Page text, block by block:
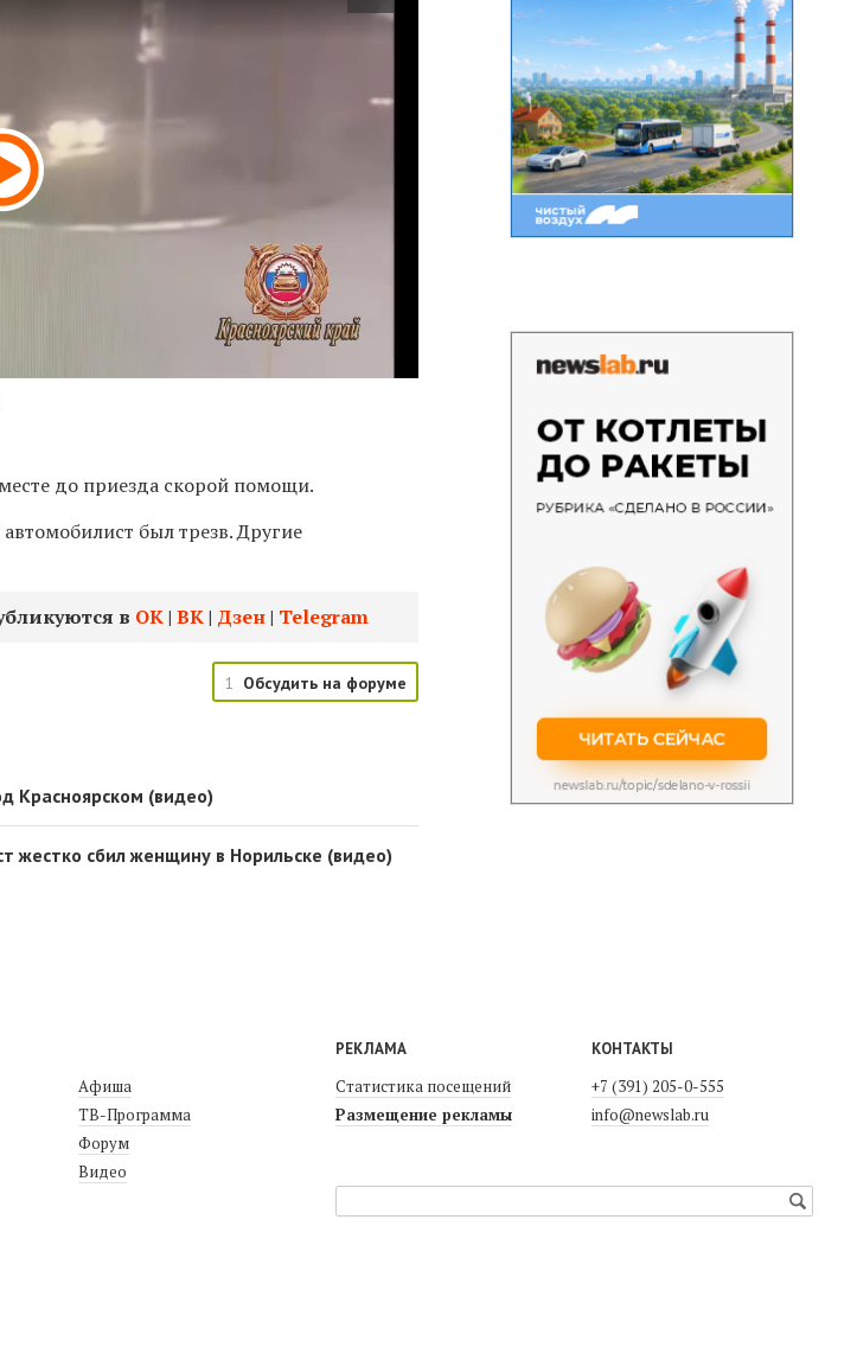
до приезда скорой помощи.
был трезв. Другие
в ОК| ВК| Дзен| Telegram
1 Обсудить на форуме
Красноярском (видео)
жестко сбил женщину в Норильске (видео)
Афиша
ТВ-Программа
Форум
Видео
РЕКЛАМА
Статистика посещений
Размещение рекламы
КОНТАКТЫ
+7 (391) 205-0-555
info@newslab.ru